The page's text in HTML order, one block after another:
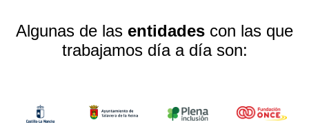
Algunas de las entidades con las que
trabajamos día a día son: